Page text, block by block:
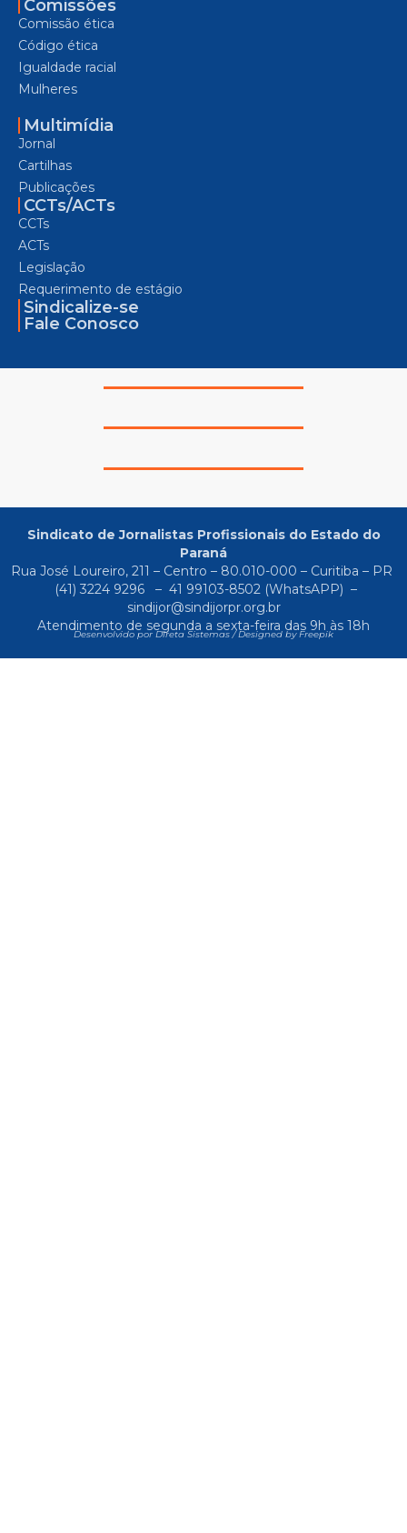
Comissões
Comissão ética
Código ética
Igualdade racial
Mulheres
Multimídia
Jornal
Cartilhas
Publicações
CCTs/ACTs
CCTs
ACTs
Legislação
Requerimento de estágio
Sindicalize-se
Fale Conosco
Sindicato de Jornalistas Profissionais do Estado do
Paraná
Rua José Loureiro, 211 – Centro – 80.010-000 – Curitiba – PR
(41) 3224 9296
– 41 99103-8502(WhatsAPP) –
sindijor@sindijorpr.org.br
Atendimento de segunda a sexta-feira das 9h às 18h
Desenvolvido por Direta Sistemas /Designed by Freepik